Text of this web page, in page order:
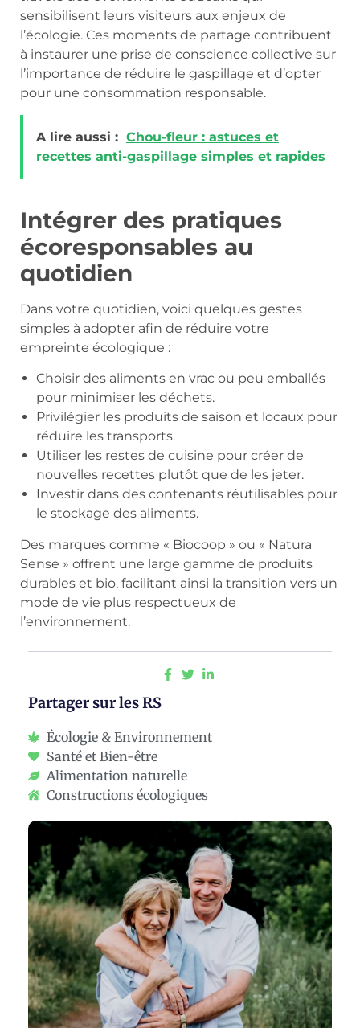
sensibilisent leurs visiteurs aux enjeux de
l’écologie. Ces moments de partage contribuent
à instaurer une prise de conscience collective sur
l’importance de réduire le gaspillage et d’opter
pour une consommation responsable.
A lire aussi : Chou-fleur : astuces et
recettes anti-gaspillage simples et rapides
Intégrer des pratiques
écoresponsables au
quotidien
Dans votre quotidien, voici quelques gestes
simples à adopter afin de réduire votre
empreinte écologique :
Choisir des aliments en vrac ou peu emballés
pour minimiser les déchets.
Privilégier les produits de saison et locaux pour
réduire les transports.
Utiliser les restes de cuisine pour créer de
nouvelles recettes plutôt que de les jeter.
Investir dans des contenants réutilisables pour
le stockage des aliments.
Des marques comme « Biocoop » ou « Natura
Sense » offrent une large gamme de produits
durables et bio, facilitant ainsi la transition vers un
mode de vie plus respectueux de
l’environnement.
Partager sur les RS
Écologie & Environnement
Santé et Bien-être
Alimentation naturelle
Constructions écologiques